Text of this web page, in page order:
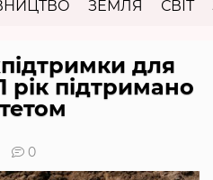
ЗЕМЛЯ СВІТ
для
рік підтримано
0